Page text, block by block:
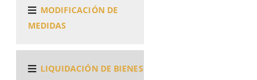
MODIFICACIÓN DE
MEDIDAS
LIQUIDACIÓN DE BIENES